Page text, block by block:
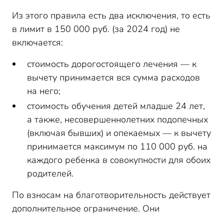
Из этого правила есть два исключения, то есть
в лимит в 150 000 руб. (за 2024 год) не
включается:
стоимость дорогостоящего лечения — к
вычету принимается вся сумма расходов
на него;
стоимость обучения детей младше 24 лет,
а также, несовершеннолетних подопечных
(включая бывших) и опекаемых — к вычету
принимается максимум по 110 000 руб. на
каждого ребенка в совокупности для обоих
родителей.
По взносам на благотворительность действует
дополнительное ограничение. Они